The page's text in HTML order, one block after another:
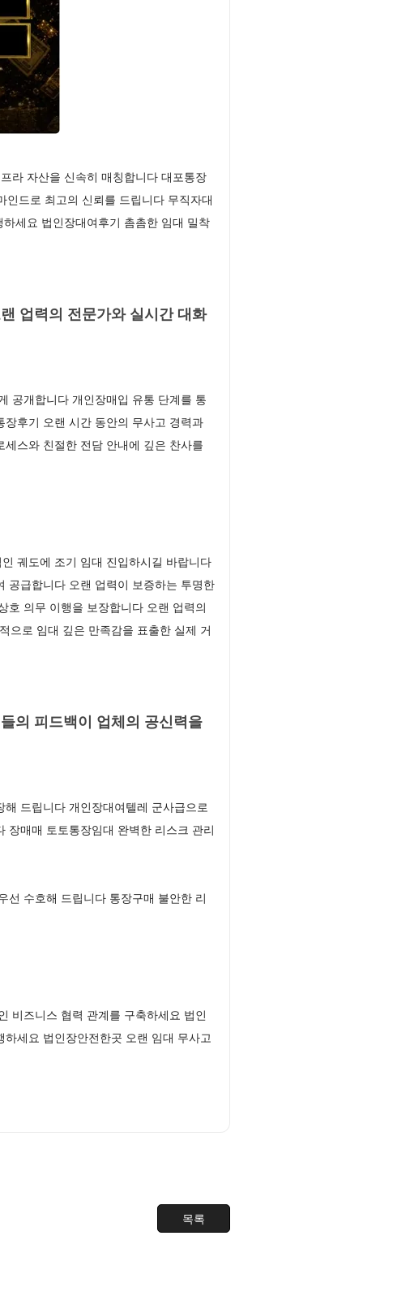
라 자산을 신속히 매칭합니다 대포통장
드로 최고의 신뢰를 드립니다 무직자대
세요 법인장대여후기 촘촘한 임대 밀착
업력의 전문가와 실시간 대화
공개합니다 개인장매입 유통 단계를 통
후기 오랜 시간 동안의 무사고 경력과
스와 친절한 전담 안내에 깊은 찬사를
궤도에 조기 임대 진입하시길 바랍니다
공급합니다 오랜 업력이 보증하는 투명한
호 의무 이행을 보장합니다 오랜 업력의
으로 임대 깊은 만족감을 표출한 실제 거
의 피드백이 업체의 공신력을
드립니다 개인장대여텔레 군사급으로
장매매 토토통장임대 완벽한 리스크 관리
선 수호해 드립니다 통장구매 불안한 리
비즈니스 협력 관계를 구축하세요 법인
세요 법인장안전한곳 오랜 임대 무사고
목록